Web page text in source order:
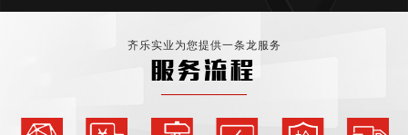
齐乐实业为您提供一条龙服务
服务流程